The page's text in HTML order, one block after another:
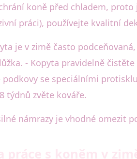
koně před chladem,
práci), používejte kvalitní
je v zimě často
- Kopyta pravidelně
podkovy se speciálními
týdnů zvěte kováře.
námrazy je vhodné omezit